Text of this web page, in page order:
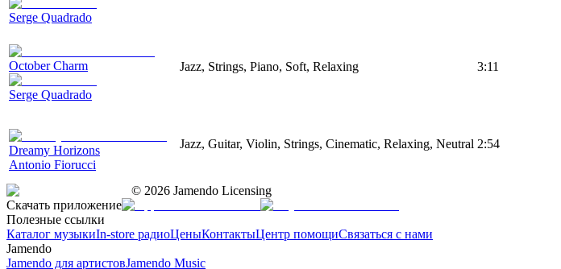
Serge Quadrado
October Charm
Serge Quadrado
Jazz, Strings, Piano, Soft, Relaxing 3:11
Dreamy Horizons
Antonio Fiorucci
Jazz, Guitar, Violin, Strings, Cinematic, Relaxing, Neutral 2:54
© 2026 Jamendo Licensing
Скачать приложение
Полезные ссылки
Каталог музыкиIn-store радиоЦеныКонтактыЦентр помощиСвязаться с нами
Jamendo
Jamendo для артистовJamendo Music